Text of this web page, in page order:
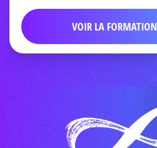
VOIR LA FORMATION